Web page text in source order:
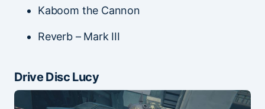
Kaboom the Cannon
Reverb – Mark III
Drive Disc Lucy